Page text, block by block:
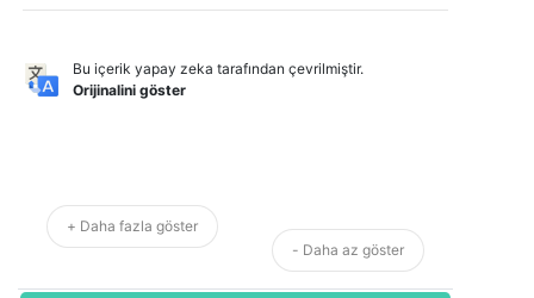
Bu içerik yapay zeka tarafından çevrilmiştir.
Orijinalini göster
+ Daha fazla göster
- Daha az göster